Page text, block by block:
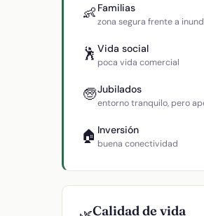
👶 Familias
zona segura frente a
🕺 Vida social
poca vida comercial
🧓Jubilados
entorno tranquilo, pero
🏠 Inversión
buena conectividad
Calidad de vida